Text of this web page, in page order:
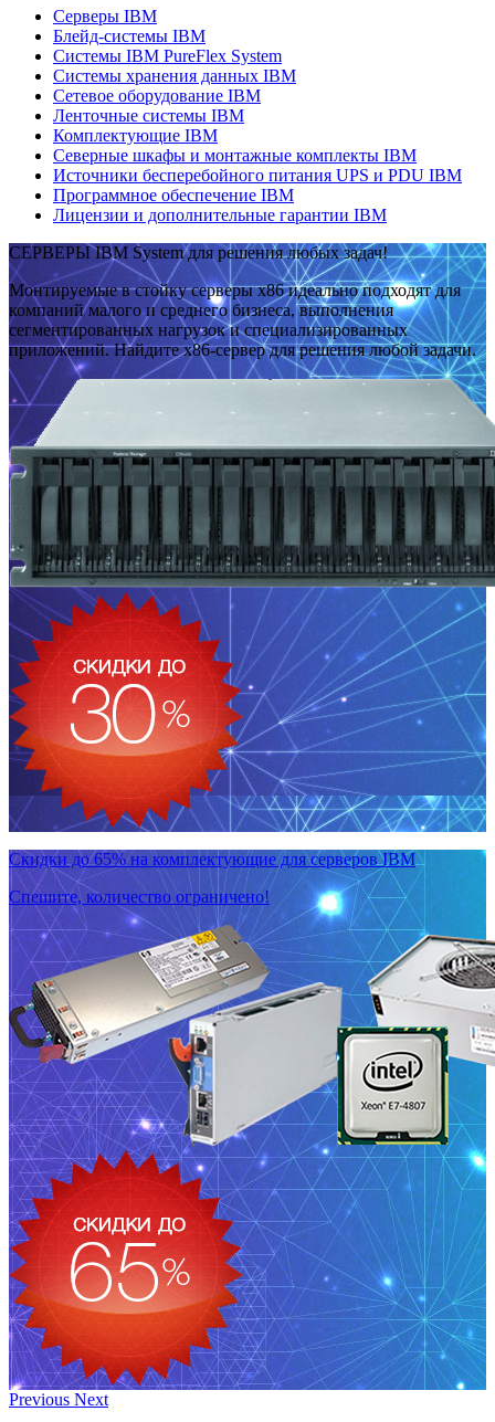
Серверы IBM
Блейд-системы IBM
Системы IBM PureFlex System
Системы хранения данных IBM
Сетевое оборудование IBM
Ленточные системы IBM
Комплектующие IBM
Северные шкафы и монтажные комплекты IBM
Источники бесперебойного питания UPS и PDU IBM
Программное обеспечение IBM
Лицензии и дополнительные гарантии IBM
СЕРВЕРЫ IBM System для решения любых задач!
Монтируемые в стойку серверы x86 идеально подходят для
компаний малого и среднего бизнеса, выполнения
сегментированных нагрузок и специализированных
приложений. Найдите x86-сервер для решения любой задачи.
Скидки до 65% на комплектующие для серверов IBM
Спешите, количество ограничено!
Previous Next